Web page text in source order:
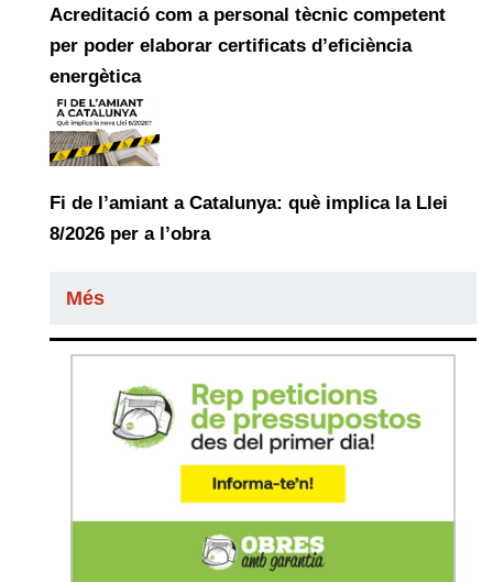
Acreditació com a personal tècnic competent
per poder elaborar certificats d’eficiència
energètica
Fi de l’amiant a Catalunya: què implica la Llei
8/2026 per a l’obra
Més